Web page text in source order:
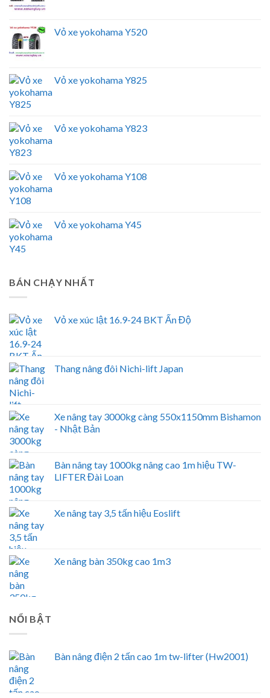
Vỏ xe yokohama Y520
Vỏ xe yokohama Y825
Vỏ xe yokohama Y823
Vỏ xe yokohama Y108
Vỏ xe yokohama Y45
BÁN CHẠY NHẤT
Vỏ xe xúc lật 16.9-24 BKT Ấn Độ
Thang nâng đôi Nichi-lift Japan
Xe nâng tay 3000kg càng 550x1150mm Bishamon
- Nhật Bản
Bàn nâng tay 1000kg nâng cao 1m hiệu TW-
LIFTER Đài Loan
Xe nâng tay 3,5 tấn hiệu Eoslift
Xe nâng bàn 350kg cao 1m3
NỔI BẬT
Bàn nâng điện 2 tấn cao 1m tw-lifter (Hw2001)